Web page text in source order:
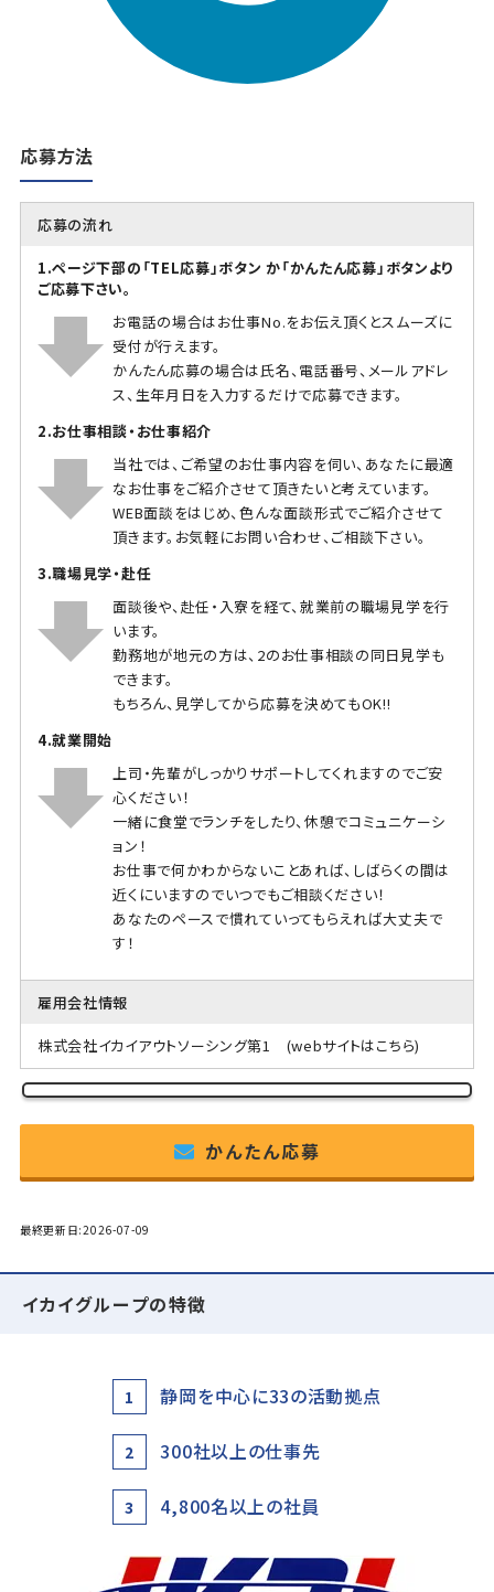
応募方法
応募の流れ
1.ページ下部の「TEL応募」ボタン か「かんたん応募」ボタンより
ご応募下さい。
お電話の場合はお仕事No.をお伝え頂くとスムーズに
受付が行えます。
かんたん応募の場合は氏名、電話番号、メールアドレ
ス、生年月日を入力するだけで応募できます。
2.お仕事相談・お仕事紹介
当社では、ご希望のお仕事内容を伺い、あなたに最適
なお仕事をご紹介させて頂きたいと考えています。
WEB面談をはじめ、色んな面談形式でご紹介させて
頂きます。お気軽にお問い合わせ、ご相談下さい。
3.職場見学・赴任
面談後や、赴任・入寮を経て、就業前の職場見学を行
います。
勤務地が地元の方は、2のお仕事相談の同日見学も
できます。
もちろん、見学してから応募を決めてもOK!!
4.就業開始
上司・先輩がしっかりサポートしてくれますのでご安
心ください！
一緒に食堂でランチをしたり、休憩でコミュニケーシ
ョン！
お仕事で何かわからないことあれば、しばらくの間は
近くにいますのでいつでもご相談ください！
あなたのペースで慣れていってもらえれば大丈夫で
す！
雇用会社情報
株式会社イカイアウトソーシング第1 (webサイトはこちら)
かんたん応募
最終更新日:2026-07-09
イカイグループの特徴
1 静岡を中心に33の活動拠点
2 300社以上の仕事先
3 4,800名以上の社員